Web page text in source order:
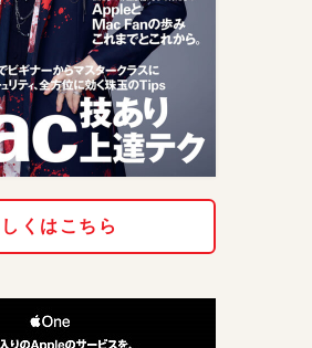
くはこちら